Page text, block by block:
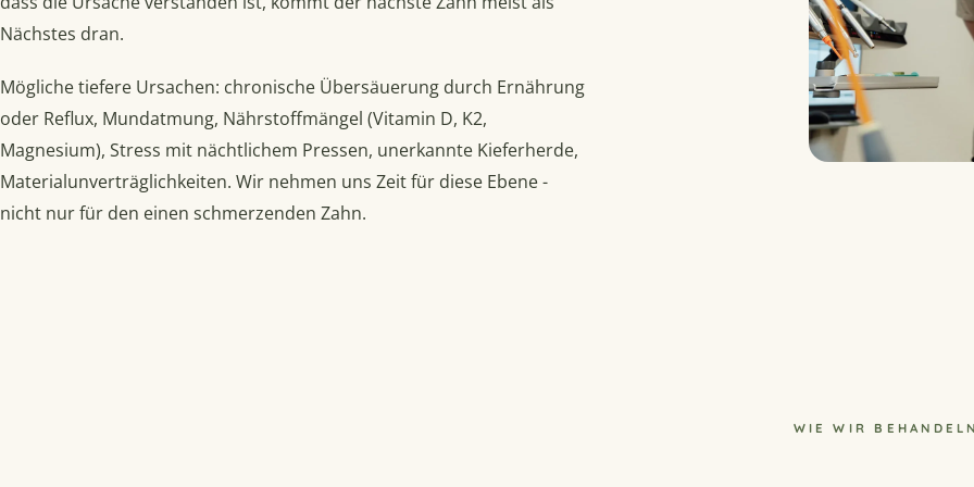
Nächstes dran.
Mögliche tiefere Ursachen: chronische Übersäuerung durch Ernährung
oder Reflux, Mundatmung, Nährstoffmängel (Vitamin D, K2,
Magnesium), Stress mit nächtlichem Pressen, unerkannte Kieferherde,
Materialunverträglichkeiten. Wir nehmen uns Zeit für diese Ebene -
nicht nur für den einen schmerzenden Zahn.
WIE WIR